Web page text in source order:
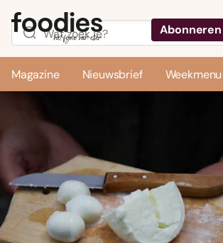
Abonneren
Magazine Nieuwsbrief Weekmenu